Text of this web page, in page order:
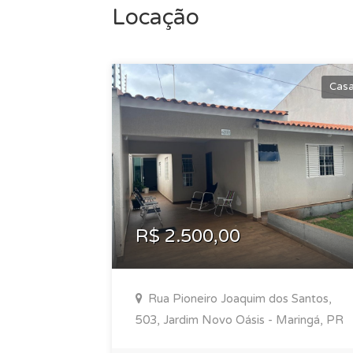
Locação
R$ 2.500,00
Rua Pioneiro Joaquim dos Santos,
503, Jardim Novo Oásis - Maringá, PR